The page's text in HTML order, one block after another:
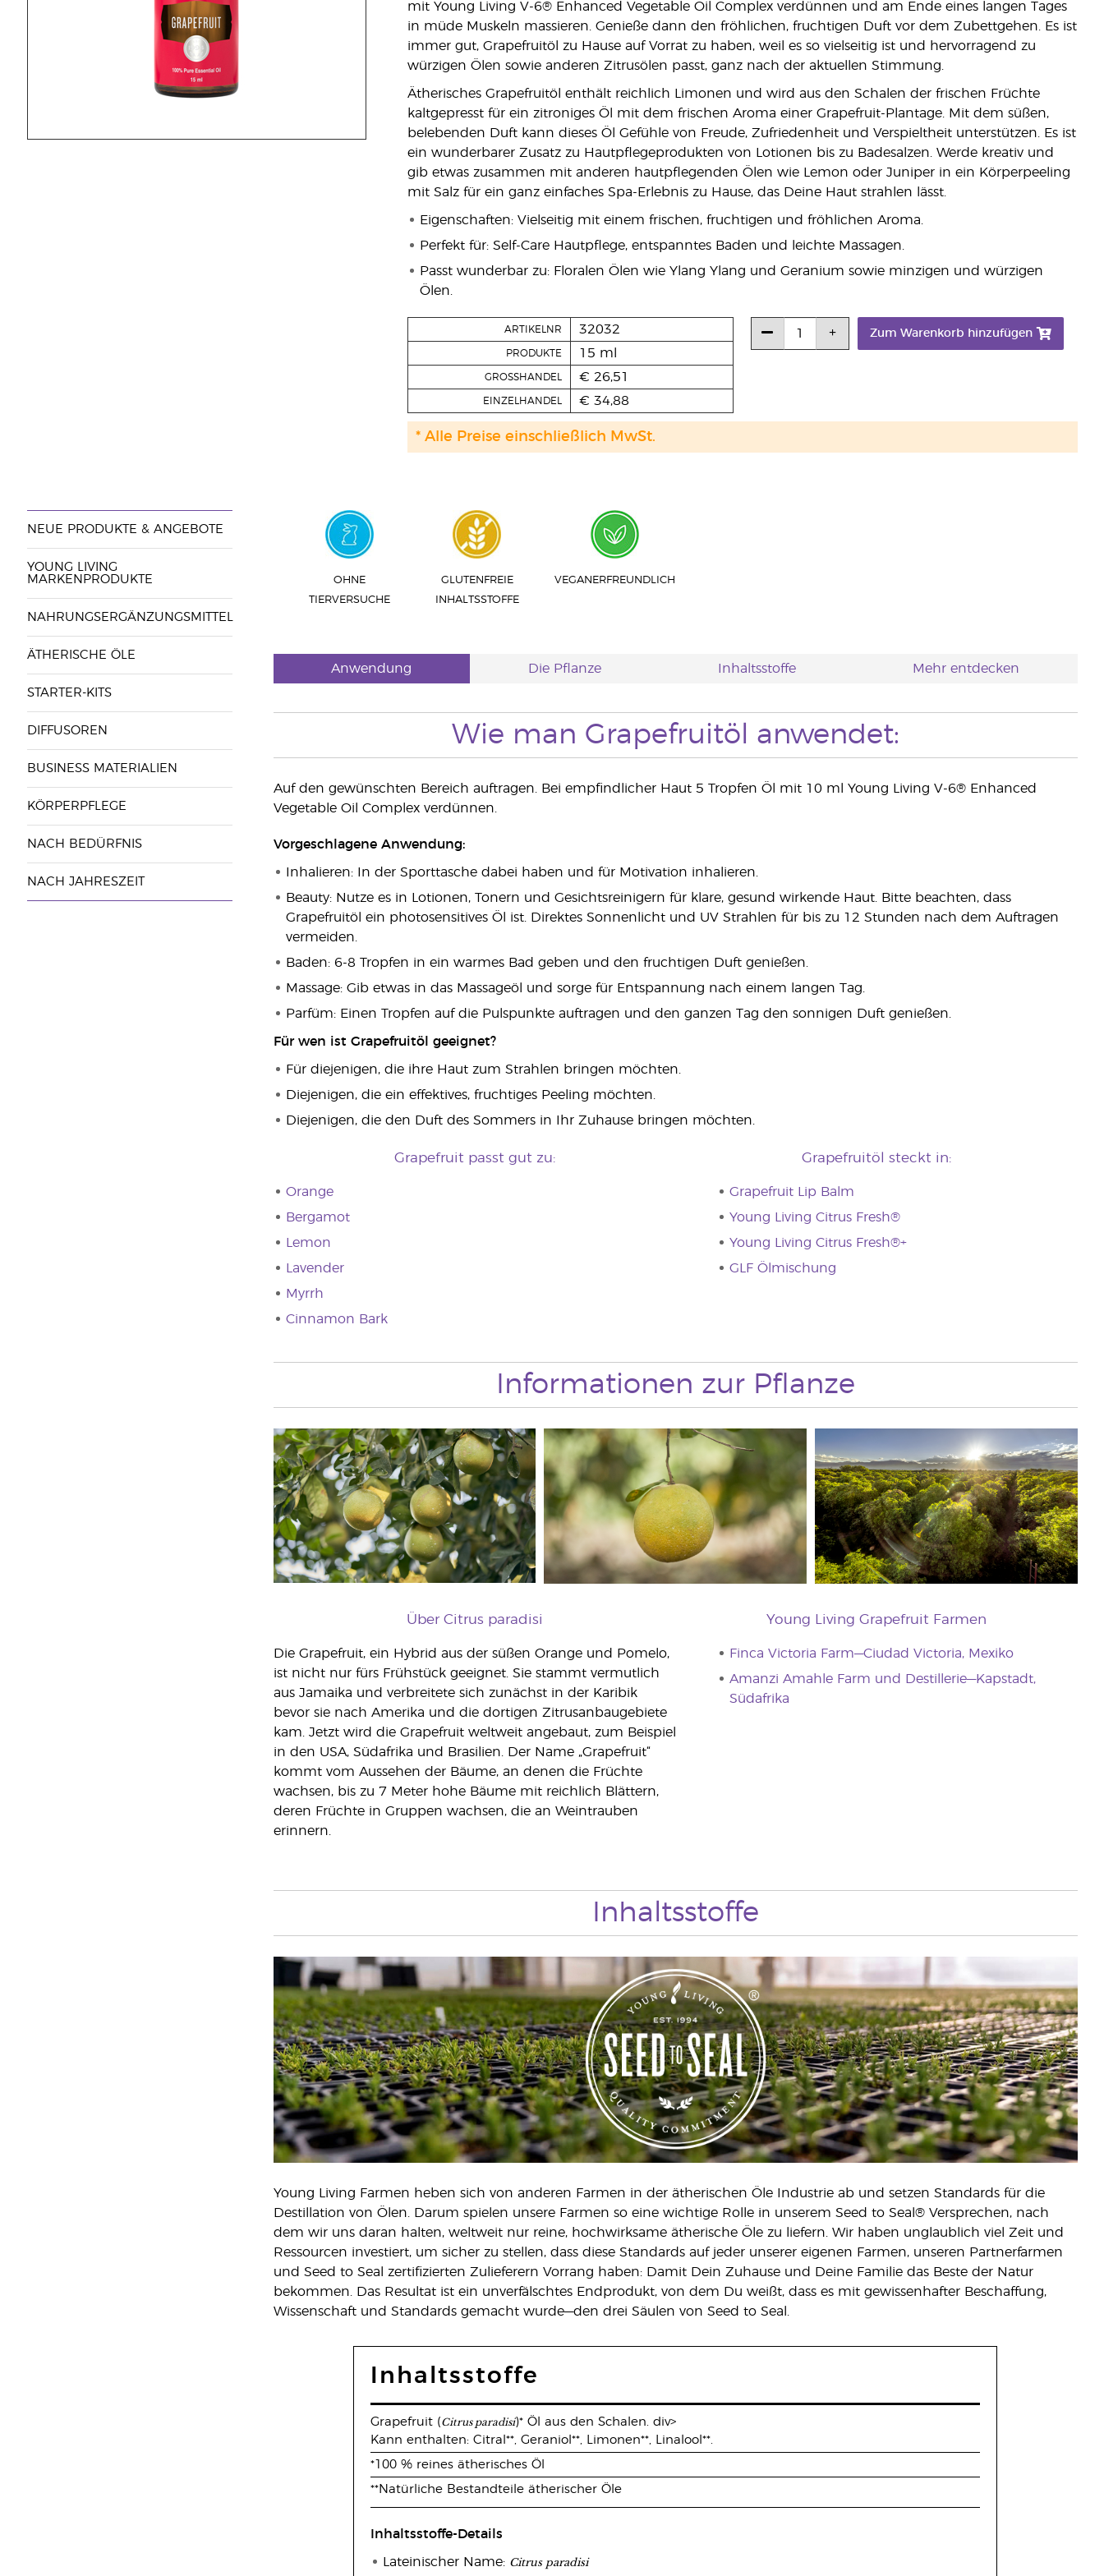
mit Young Living V-6® Enhanced Vegetable Oil Complex verdünnen und am Ende eines langen Tages
in müde Muskeln massieren. Genieße dann den fröhlichen, fruchtigen Duft vor dem Zubettgehen. Es ist
immer gut, Grapefruitöl zu Hause auf Vorrat zu haben, weil es so vielseitig ist und hervorragend zu
würzigen Ölen sowie anderen Zitrusölen passt, ganz nach der aktuellen Stimmung.
Ätherisches Grapefruitöl enthält reichlich Limonen und wird aus den Schalen der frischen Früchte
kaltgepresst für ein zitroniges Öl mit dem frischen Aroma einer Grapefruit-Plantage. Mit dem süßen,
belebenden Duft kann dieses Öl Gefühle von Freude, Zufriedenheit und Verspieltheit unterstützen. Es ist
ein wunderbarer Zusatz zu Hautpflegeprodukten von Lotionen bis zu Badesalzen. Werde kreativ und
gib etwas zusammen mit anderen hautpflegenden Ölen wie Lemon oder Juniper in ein Körperpeeling
mit Salz für ein ganz einfaches Spa-Erlebnis zu Hause, das Deine Haut strahlen lässt.
Eigenschaften: Vielseitig mit einem frischen, fruchtigen und fröhlichen Aroma.
Perfekt für: Self-Care Hautpflege, entspanntes Baden und leichte Massagen.
Passt wunderbar zu: Floralen Ölen wie Ylang Ylang und Geranium sowie minzigen und würzigen
Ölen.
ARTIKELNR 32032
PRODUKTE 15 ml
GROSSHANDEL € 26,51
EINZELHANDEL € 34,88
Zum Warenkorb hinzufügen
* Alle Preise einschließlich MwSt.
NEUE PRODUKTE & ANGEBOTE
YOUNG LIVING
MARKENPRODUKTE
NAHRUNGSERGÄNZUNGSMITTEL
ÄTHERISCHE ÖLE
STARTER-KITS
DIFFUSOREN
BUSINESS MATERIALIEN
KÖRPERPFLEGE
NACH BEDÜRFNIS
NACH JAHRESZEIT
OHNE
TIERVERSUCHE
GLUTENFREIE
INHALTSSTOFFE
VEGANERFREUNDLICH
Anwendung Die Pflanze Inhaltsstoffe Mehr entdecken
Wie man Grapefruitöl anwendet:
Auf den gewünschten Bereich auftragen. Bei empfindlicher Haut 5 Tropfen Öl mit 10 ml Young Living V-6® Enhanced
Vegetable Oil Complex verdünnen.
Vorgeschlagene Anwendung:
Inhalieren: In der Sporttasche dabei haben und für Motivation inhalieren.
Beauty: Nutze es in Lotionen, Tonern und Gesichtsreinigern für klare, gesund wirkende Haut. Bitte beachten, dass
Grapefruitöl ein photosensitives Öl ist. Direktes Sonnenlicht und UV Strahlen für bis zu 12 Stunden nach dem Auftragen
vermeiden.
Baden: 6-8 Tropfen in ein warmes Bad geben und den fruchtigen Duft genießen.
Massage: Gib etwas in das Massageöl und sorge für Entspannung nach einem langen Tag.
Parfüm: Einen Tropfen auf die Pulspunkte auftragen und den ganzen Tag den sonnigen Duft genießen.
Für wen ist Grapefruitöl geeignet?
Für diejenigen, die ihre Haut zum Strahlen bringen möchten.
Diejenigen, die ein effektives, fruchtiges Peeling möchten.
Diejenigen, die den Duft des Sommers in Ihr Zuhause bringen möchten.
Grapefruit passt gut zu:
Orange
Bergamot
Lemon
Lavender
Myrrh
Cinnamon Bark
Grapefruitöl steckt in:
Grapefruit Lip Balm
Young Living Citrus Fresh®
Young Living Citrus Fresh®+
GLF Ölmischung
Informationen zur Pflanze
Über Citrus paradisi
Die Grapefruit, ein Hybrid aus der süßen Orange und Pomelo,
ist nicht nur fürs Frühstück geeignet. Sie stammt vermutlich
aus Jamaika und verbreitete sich zunächst in der Karibik
bevor sie nach Amerika und die dortigen Zitrusanbaugebiete
kam. Jetzt wird die Grapefruit weltweit angebaut, zum Beispiel
in den USA, Südafrika und Brasilien. Der Name „Grapefruit“
kommt vom Aussehen der Bäume, an denen die Früchte
wachsen, bis zu 7 Meter hohe Bäume mit reichlich Blättern,
deren Früchte in Gruppen wachsen, die an Weintrauben
erinnern.
Young Living Grapefruit Farmen
Finca Victoria Farm—Ciudad Victoria, Mexiko
Amanzi Amahle Farm und Destillerie—Kapstadt,
Südafrika
Inhaltsstoffe
Young Living Farmen heben sich von anderen Farmen in der ätherischen Öle Industrie ab und setzen Standards für die
Destillation von Ölen. Darum spielen unsere Farmen so eine wichtige Rolle in unserem Seed to Seal® Versprechen, nach
dem wir uns daran halten, weltweit nur reine, hochwirksame ätherische Öle zu liefern. Wir haben unglaublich viel Zeit und
Ressourcen investiert, um sicher zu stellen, dass diese Standards auf jeder unserer eigenen Farmen, unseren Partnerfarmen
und Seed to Seal zertifizierten Zulieferern Vorrang haben: Damit Dein Zuhause und Deine Familie das Beste der Natur
bekommen. Das Resultat ist ein unverfälschtes Endprodukt, von dem Du weißt, dass es mit gewissenhafter Beschaffung,
Wissenschaft und Standards gemacht wurde—den drei Säulen von Seed to Seal.
Inhaltsstoffe
Grapefruit (Citrus paradisi)* Öl aus den Schalen. div>
Kann enthalten: Citral**, Geraniol**, Limonen**, Linalool**.
*100 % reines ätherisches Öl
**Natürliche Bestandteile ätherischer Öle
Inhaltsstoffe-Details
Lateinischer Name: Citrus paradisi